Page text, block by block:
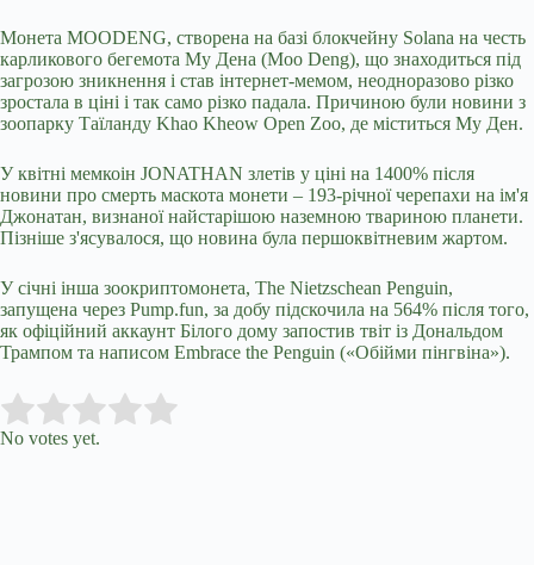
Монета MOODENG, створена на базі блокчейну Solana на честь
карликового бегемота Му Дена (Moo Deng), що знаходиться під
загрозою зникнення і став інтернет-мемом, неодноразово різко
зростала в ціні і так само різко падала. Причиною були новини з
зоопарку Таїланду Khao Kheow Open Zoo, де міститься Му Ден.
У квітні мемкоін JONATHAN злетів у ціні на 1400% після
новини про смерть маскота монети – 193-річної черепахи на ім'я
Джонатан, визнаної найстарішою наземною твариною планети.
Пізніше з'ясувалося, що новина була першоквітневим жартом.
У січні інша зоокриптомонета, The Nietzschean Penguin,
запущена через Pump.fun, за добу підскочила на 564% після того,
як офіційний аккаунт Білого дому запостив твіт із Дональдом
Трампом та написом Embrace the Penguin («Обійми пінгвіна»).
Rate this item:
No votes yet.